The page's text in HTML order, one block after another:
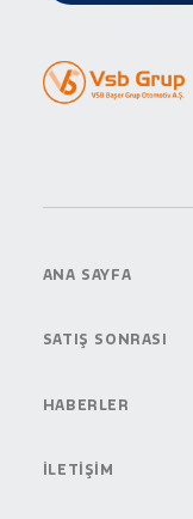
ANA SAYFA
SATIŞ SONRASI
HABERLER
İLETİŞİM